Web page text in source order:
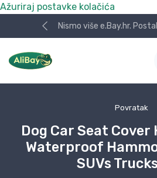
Ažuriraj postavke kolačića
Nismo više e.Bay.hr.
Povratak
Dog Car Seat
Waterproof
SUVs